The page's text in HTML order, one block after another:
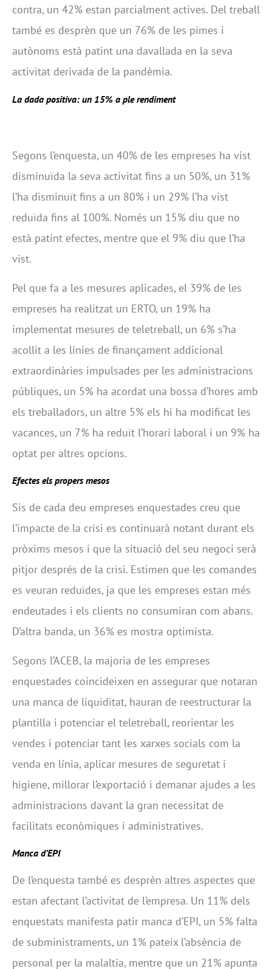
contra, un 42% estan parcialment actives. Del treball
també es desprèn que un 76% de les pimes i
autònoms està patint una davallada en la seva
activitat derivada de la pandèmia.
La dada positiva: un 15% a ple rendiment
Segons l’enquesta, un 40% de les empreses ha vist
disminuïda la seva activitat fins a un 50%, un 31%
l’ha disminuït fins a un 80% i un 29% l’ha vist
reduïda fins al 100%. Només un 15% diu que no
està patint efectes, mentre que el 9% diu que l’ha
vist.
Pel que fa a les mesures aplicades, el 39% de les
empreses ha realitzat un ERTO, un 19% ha
implementat mesures de teletreball, un 6% s’ha
acollit a les línies de finançament addicional
extraordinàries impulsades per les administracions
públiques, un 5% ha acordat una bossa d’hores amb
els treballadors, un altre 5% els hi ha modificat les
vacances, un 7% ha reduït l’horari laboral i un 9% ha
optat per altres opcions.
Efectes els propers mesos
Sis de cada deu empreses enquestades creu que
l’impacte de la crisi es continuarà notant durant els
pròxims mesos i que la situació del seu negoci serà
pitjor després de la crisi. Estimen que les comandes
es veuran reduïdes, ja que les empreses estan més
endeutades i els clients no consumiran com abans.
D’altra banda, un 36% es mostra optimista.
Segons l’ACEB, la majoria de les empreses
enquestades coincideixen en assegurar que notaran
una manca de liquiditat, hauran de reestructurar la
plantilla i potenciar el teletreball, reorientar les
vendes i potenciar tant les xarxes socials com la
venda en línia, aplicar mesures de seguretat i
higiene, millorar l’exportació i demanar ajudes a les
administracions davant la gran necessitat de
facilitats econòmiques i administratives.
Manca d’EPI
De l’enquesta també es desprèn altres aspectes que
estan afectant l’activitat de l’empresa. Un 11% dels
enquestats manifesta patir manca d’EPI, un 5% falta
de subministraments, un 1% pateix l’absència de
personal per la malaltia, mentre que un 21% apunta